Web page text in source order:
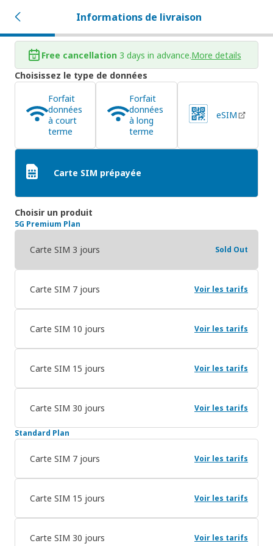
Informations de livraison
Free cancellation 3 days in advance.More details
Choisissez le type de données
Forfait
données
à court
terme
Forfait
données
à long
terme
eSIM
Carte SIM prépayée
Choisir un produit
5G Premium Plan
Carte SIM 3 jours Sold Out
Carte SIM 7 jours Voir les tarifs
Carte SIM 10 jours Voir les tarifs
Carte SIM 15 jours Voir les tarifs
Carte SIM 30 jours Voir les tarifs
Standard Plan
Carte SIM 7 jours Voir les tarifs
Carte SIM 15 jours Voir les tarifs
Carte SIM 30 jours Voir les tarifs